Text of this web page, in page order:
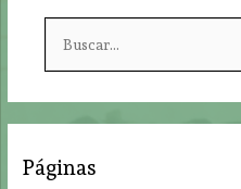
r
Páginas